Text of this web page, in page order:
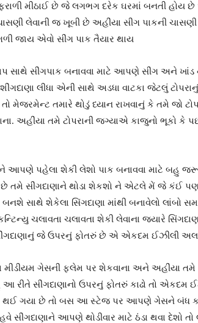
મીઠાઈ છે જે લગભગ દરેક ઘરમાં બનતી હોય
લેવાની જ ખૂબી છે અહીંયા સીગ પાકની ચાસણી
જાય એવો સીંગ પાક તૈયાર થાય
સાથે સીંગપાક બનાવવા માટે આપણે સીંગ અને
લીધા એની સાથે અડધા વાટકા જેટલું
મેજરમેન્ટ તમારે થોડું ધ્યાન રાખવાનું કે તમે જો
અહીંયા તમે ટોપરાની જગ્યાએ કાજુનો ભૂકો કે
પહેલા શેકી લેશો પાક બનાવવા માટે બહુ
છે તમે સીંગદાણાને થોડા શેકશો ને એટલે મેં જે કંઈ
સાથે શેકેલા સિંગદાણા માંથી બનાવેલો લાંબો
ચલાવતા ચલાવતા શેકી લેવાના જ્યારે
જે ઉપરનું ફોતરું છે એ એકદમ ઈઝીલી
મીડીયમ ગેસની ફ્લેમ પર શેકવાના અને અહીંયા
આ રીતે સીંગદાણાનો ઉપરનું ફોતરું કાઢો તો એકદમ
થઈ ગયા છે તો બસ આ સ્ટેજ પર આપણે ગેસને બંધ
સીંગદાણાને આપણે થોડીવાર માટે ઠંડા થવા દેશો